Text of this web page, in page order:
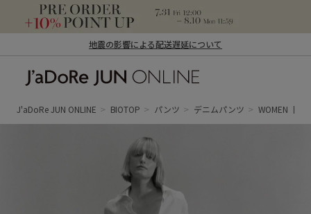
地震の影響による配送遅延について
ン オンライン）
J'aDoRe JUN ONLINE BIOTOP パンツ デニムパンツ WOMEN【